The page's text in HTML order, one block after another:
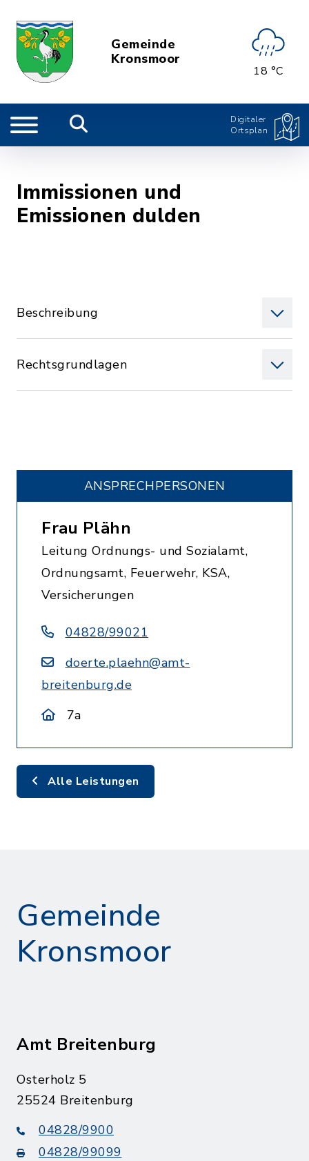
Gemeinde
Kronsmoor
18 °C
Digitaler
Ortsplan
Immissionen und
Emissionen dulden
Beschreibung
Rechtsgrundlagen
ANSPRECHPERSONEN
Frau Plähn
Leitung Ordnungs- und Sozialamt,
Ordnungsamt, Feuerwehr, KSA,
Versicherungen
04828/99021
doerte.plaehn@amt-
breitenburg.de
7a
Alle Leistungen
Gemeinde
Kronsmoor
Amt Breitenburg
Osterholz 5
25524 Breitenburg
04828/9900
04828/99099